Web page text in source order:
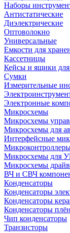
Наборы
Антистатические
Диэлектрические
Оптоволокно
Универсальные
Емкости для
Кассетницы
Кейсы и ящики для
Сумки
Измерительные
Электронные
Микросхемы
Микросхемы
Микросхемы для
Интерфейсные
Микросхемы для
Микросхемы
ВЧ и СВЧ
Конденсаторы
Конденсаторы
Конденсаторы
Конденсаторы
Чип конденсаторы
Транзисторы